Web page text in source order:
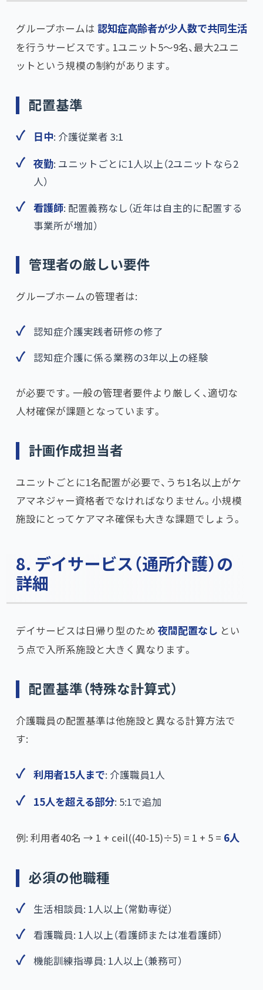
グループホームは 認知症高齢者が少人数で共同生活
を行うサービスです。1ユニット5〜9名、最大2ユニ
ットという規模の制約があります。
配置基準
日中: 介護従業者 3:1
夜勤: ユニットごとに1人以上（2ユニットなら2
人）
看護師: 配置義務なし（近年は自主的に配置する
事業所が増加）
管理者の厳しい要件
グループホームの管理者は:
認知症介護実践者研修の修了
認知症介護に係る業務の3年以上の経験
が必要です。一般の管理者要件より厳しく、適切な
人材確保が課題となっています。
計画作成担当者
ユニットごとに1名配置が必要で、うち1名以上がケ
アマネジャー資格者でなければなりません。小規模
施設にとってケアマネ確保も大きな課題でしょう。
8. デイサービス（通所介護）の
詳細
デイサービスは日帰り型のため 夜間配置なし とい
う点で入所系施設と大きく異なります。
配置基準（特殊な計算式）
介護職員の配置基準は他施設と異なる計算方法で
す:
利用者15人まで: 介護職員1人
15人を超える部分: 5:1で追加
例: 利用者40名 → 1 + ceil((40-15)÷5) = 1 + 5 = 6人
必須の他職種
生活相談員: 1人以上（常勤専従）
看護職員: 1人以上（看護師または准看護師）
機能訓練指導員: 1人以上（兼務可）